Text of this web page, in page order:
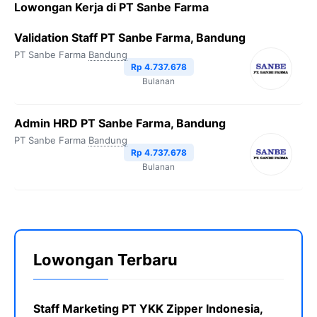
Lowongan Kerja di PT Sanbe Farma
Validation Staff PT Sanbe Farma, Bandung
PT Sanbe Farma Bandung
Rp 4.737.678
Bulanan
Admin HRD PT Sanbe Farma, Bandung
PT Sanbe Farma Bandung
Rp 4.737.678
Bulanan
Lowongan Terbaru
Staff Marketing PT YKK Zipper Indonesia,